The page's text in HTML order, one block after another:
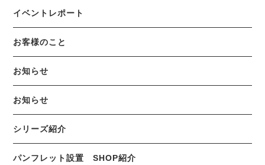
イベントレポート
お客様のこと
お知らせ
お知らせ
シリーズ紹介
パンフレット設置 SHOP紹介